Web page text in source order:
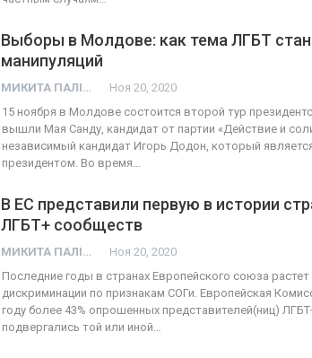
Выборы в Молдове: как тема ЛГБТ
манипуляций
МИКИТА ПАЛІЙ Ноя 20, 2020
15 ноября в Молдове состоится второй тур
вышли Мая Санду, кандидат от партии «Действие и
независимый кандидат Игорь Додон, который
президентом. Во время…
В ЕС представили первую в истории
ЛГБТ+ сообществ
МИКИТА ПАЛІЙ Ноя 20, 2020
Последние годы в странах Европейского союза
дискриминации по признакам СОГи. Европейская
году более 43% опрошенных представителей(ниц)
подвергались той или иной…